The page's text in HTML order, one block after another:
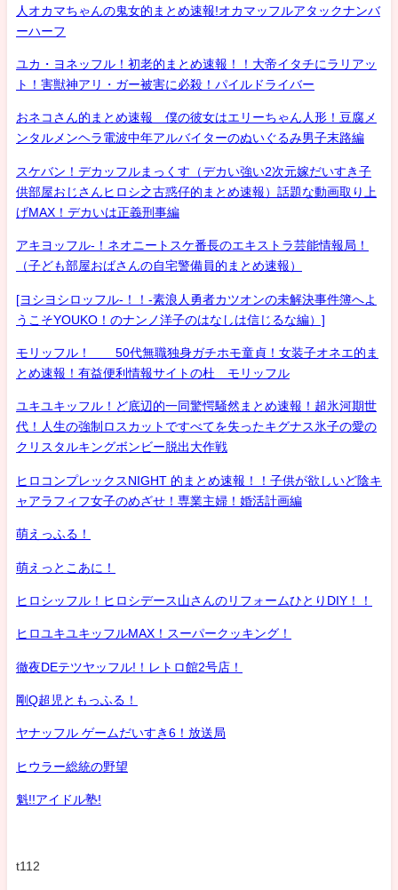
人オカマちゃんの鬼女的まとめ速報!オカマッフルアタックナンバ
ーハーフ
ユカ・ヨネッフル！初老的まとめ速報！！大帝イタチにラリアッ
ト！害獣神アリ・ガー被害に必殺！パイルドライバー
おネコさん的まとめ速報 僕の彼女はエリーちゃん人形！豆腐メ
ンタルメンヘラ電波中年アルバイターのぬいぐるみ男子末路編
スケバン！デカッフルまっくす（デカい強い2次元嫁だいすき子
供部屋おじさんヒロシ之古惑仔的まとめ速報）話題な動画取り上
げMAX！デカいは正義刑事編
アキヨッフル-！ネオニートスケ番長のエキストラ芸能情報局！
（子ども部屋おばさんの自宅警備員的まとめ速報）
[ヨシヨシロッフル-！！-素浪人勇者カツオンの未解決事件簿へよ
うこそYOUKO！のナンノ洋子のはなしは信じるな編）]
モリッフル！ 50代無職独身ガチホモ童貞！女装子オネエ的ま
とめ速報！有益便利情報サイトの杜 モリッフル
ユキユキッフル！ど底辺的一同驚愕騒然まとめ速報！超氷河期世
代！人生の強制ロスカットですべてを失ったキグナス氷子の愛の
クリスタルキングボンビー脱出大作戦
ヒロコンプレックスNIGHT 的まとめ速報！！子供が欲しいど陰キ
ャアラフィフ女子のめざせ！専業主婦！婚活計画編
萌えっふる！
萌えっとこあに！
ヒロシッフル！ヒロシデース山さんのリフォームひとりDIY！！
ヒロユキユキッフルMAX！スーパークッキング！
徹夜DEテツヤッフル!！レトロ館2号店！
剛Q超児ともっふる！
ヤナッフル ゲームだいすき6！放送局
ヒウラー総統の野望
魁!!アイドル塾!
t112